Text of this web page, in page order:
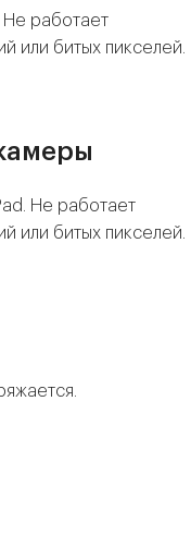
Не работает
или битых пикселей.
Не работает
или битых пикселей.